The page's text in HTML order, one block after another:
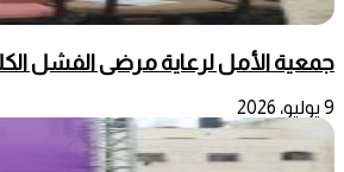
جمعية الأمل لرعاية مرضى الفشل
9 يوليو، 2026